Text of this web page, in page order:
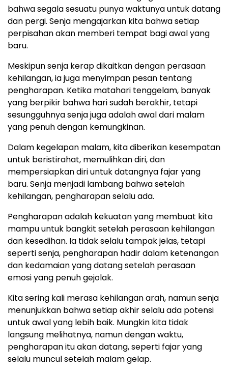
bahwa segala sesuatu punya waktunya untuk datang
dan pergi. Senja mengajarkan kita bahwa setiap
perpisahan akan memberi tempat bagi awal yang
baru.
Meskipun senja kerap dikaitkan dengan perasaan
kehilangan, ia juga menyimpan pesan tentang
pengharapan. Ketika matahari tenggelam, banyak
yang berpikir bahwa hari sudah berakhir, tetapi
sesungguhnya senja juga adalah awal dari malam
yang penuh dengan kemungkinan.
Dalam kegelapan malam, kita diberikan kesempatan
untuk beristirahat, memulihkan diri, dan
mempersiapkan diri untuk datangnya fajar yang
baru. Senja menjadi lambang bahwa setelah
kehilangan, pengharapan selalu ada.
Pengharapan adalah kekuatan yang membuat kita
mampu untuk bangkit setelah perasaan kehilangan
dan kesedihan. Ia tidak selalu tampak jelas, tetapi
seperti senja, pengharapan hadir dalam ketenangan
dan kedamaian yang datang setelah perasaan
emosi yang penuh gejolak.
Kita sering kali merasa kehilangan arah, namun senja
menunjukkan bahwa setiap akhir selalu ada potensi
untuk awal yang lebih baik. Mungkin kita tidak
langsung melihatnya, namun dengan waktu,
pengharapan itu akan datang, seperti fajar yang
selalu muncul setelah malam gelap.